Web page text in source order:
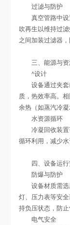
过滤与防护
真空管路中设
吹再生以维持过
之间加装过滤器，
三、能源与资
^设计
设备通过夹套
质，热效率高。
余热（如蒸汽冷凝
水资源循环
冷凝回收装置
循环利用，减少水
四、设备运行
防爆与防护
设备材质需选
灯、压力表等安
持负压状态，防止
电气安全